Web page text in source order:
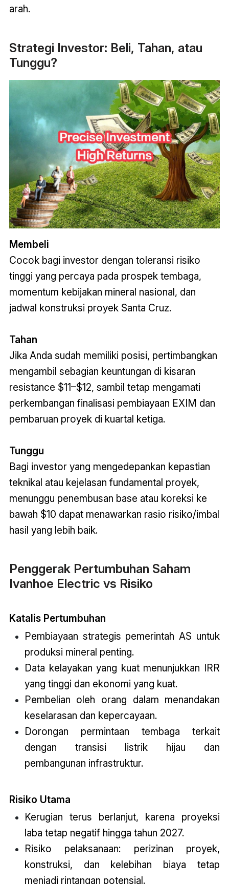
arah.
Strategi Investor: Beli, Tahan, atau
Tunggu?
Membeli
Cocok bagi investor dengan toleransi risiko
tinggi yang percaya pada prospek tembaga,
momentum kebijakan mineral nasional, dan
jadwal konstruksi proyek Santa Cruz.
Tahan
Jika Anda sudah memiliki posisi, pertimbangkan
mengambil sebagian keuntungan di kisaran
resistance $11–$12, sambil tetap mengamati
perkembangan finalisasi pembiayaan EXIM dan
pembaruan proyek di kuartal ketiga.
Tunggu
Bagi investor yang mengedepankan kepastian
teknikal atau kejelasan fundamental proyek,
menunggu penembusan base atau koreksi ke
bawah $10 dapat menawarkan rasio risiko/imbal
hasil yang lebih baik.
Penggerak Pertumbuhan Saham
Ivanhoe Electric vs Risiko
Katalis Pertumbuhan
Pembiayaan strategis pemerintah AS untuk
produksi mineral penting.
Data kelayakan yang kuat menunjukkan IRR
yang tinggi dan ekonomi yang kuat.
Pembelian oleh orang dalam menandakan
keselarasan dan kepercayaan.
Dorongan permintaan tembaga terkait
dengan transisi listrik hijau dan
pembangunan infrastruktur.
Risiko Utama
Kerugian terus berlanjut, karena proyeksi
laba tetap negatif hingga tahun 2027.
Risiko pelaksanaan: perizinan proyek,
konstruksi, dan kelebihan biaya tetap
menjadi rintangan potensial.